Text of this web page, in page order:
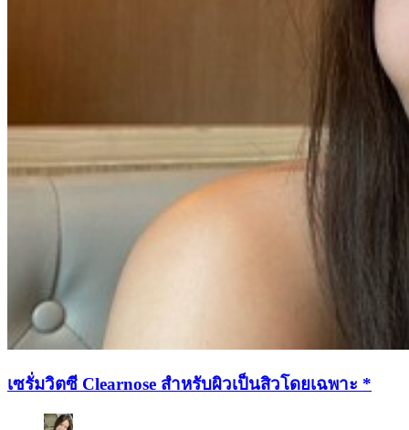
เซรั่มวิตซี Clearnose สำหรับผิวเป็นสิวโดยเฉพาะ *